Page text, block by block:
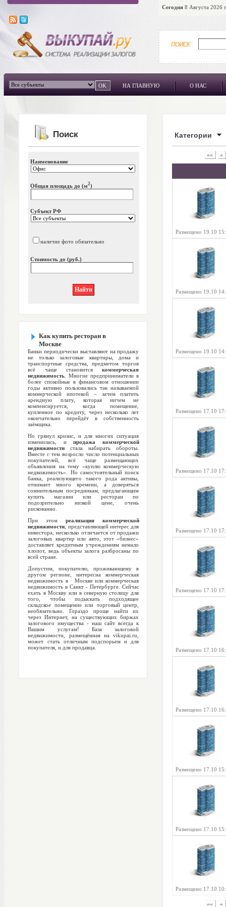
Сегодня 8 Августа 2026
НА ГЛАВНУЮ О НАС
Поиск
Наименование
Общая площадь до (м2)
Субъект РФ
наличие фото обязательно
Стоимость до (руб.)
Как купить ресторан в
Москве
Банки периодически выставляют на продажу
не только залоговые квартиры, дома и
транспортные средства, предметом торгов
всё чаще становитсякоммерческая
недвижимость . Многие предприниматели в
более спокойные в финансовом отношении
годы активно пользовались так называемой
коммерческой ипотекой – зачем платить
арендную плату, которая ничем не
компенсируется, когда помещение,
купленное по кредиту, через несколько лет
окончательно перейдёт в собственность
заёмщика.
Но грянул кризис, и для многих ситуация
изменилась, ипродажа коммерческой
недвижимости стала набирать обороты.
Вместе с тем возросло число потенциальных
покупателей, всё чаще размещающих
объявления на тему «куплю коммерческую
недвижимость». Но самостоятельный поиск
банка, реализующего такого рода активы,
отнимает много времени, а доверяться
сомнительным посредникам, предлагающим
купить магазин или ресторан по
подозрительно низкой цене, очень
рискованно.
При этом реализация коммерческой
недвижимости , представляющей интерес для
инвестора, несколько отличается от продажи
залоговых квартир или авто, этот «бизнес»
доставляет кредитным учреждениям немало
хлопот, ведь объекты залога разбросаны по
всей стране.
Допустим, покупателю, проживающему в
другом регионе, интересна коммерческая
недвижимость в Москве или коммерческая
недвижимость в Санкт - Петербурге. Сейчас
ехать в Москву или в северную столицу для
того, чтобы подыскать подходящее
складское помещение или торговый центр,
необязательно. Гораздо проще найти их
через Интернет, на существующих биржах
залогового имущества - наш сайт всегда к
Вашим услугам! База залоговой
недвижимости, размещённая на vikupai.ru,
может стать отличным подспорьем и для
покупателя, и для продавца.
Категории
«« «
Размещено 19.10
Размещено 19.10
Размещено 19.10
Размещено 17.10
Размещено 17.10
Размещено 17.10
Размещено 17.10
Размещено 17.10
Размещено 17.10
Размещено 17.10
Размещено 17.10
Размещено 17.10
«« «